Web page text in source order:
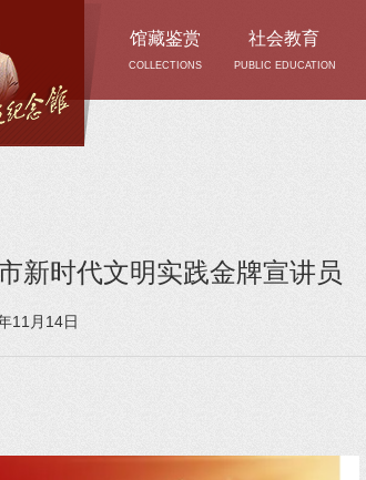
馆藏鉴赏
COLLECTIONS
社会教育
PUBLIC EDUCATION
新时代文明实践金牌宣讲员
11月14日